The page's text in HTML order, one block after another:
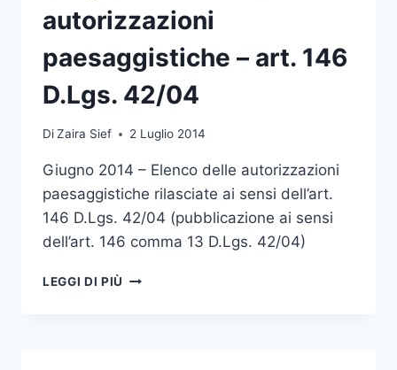
autorizzazioni
paesaggistiche – art. 146
D.Lgs. 42/04
DiZaira Sief 2 Luglio 2014
Giugno 2014 – Elenco delle autorizzazioni
paesaggistiche rilasciate ai sensi dell’art.
146 D.Lgs. 42/04 (pubblicazione ai sensi
dell’art. 146 comma 13 D.Lgs. 42/04)
LEGGI DI PIÙ GIUGNO